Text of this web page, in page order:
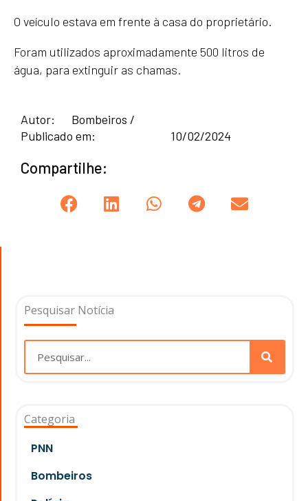
O veículo estava em frente à casa do proprietário.
Foram utilizados aproximadamente 500 litros de
água, para extinguir as chamas.
Autor:
Bombeiros /
Publicado em:
10/02/2024
Compartilhe:
Pesquisar Notícia
Categoria
PNN
Bombeiros